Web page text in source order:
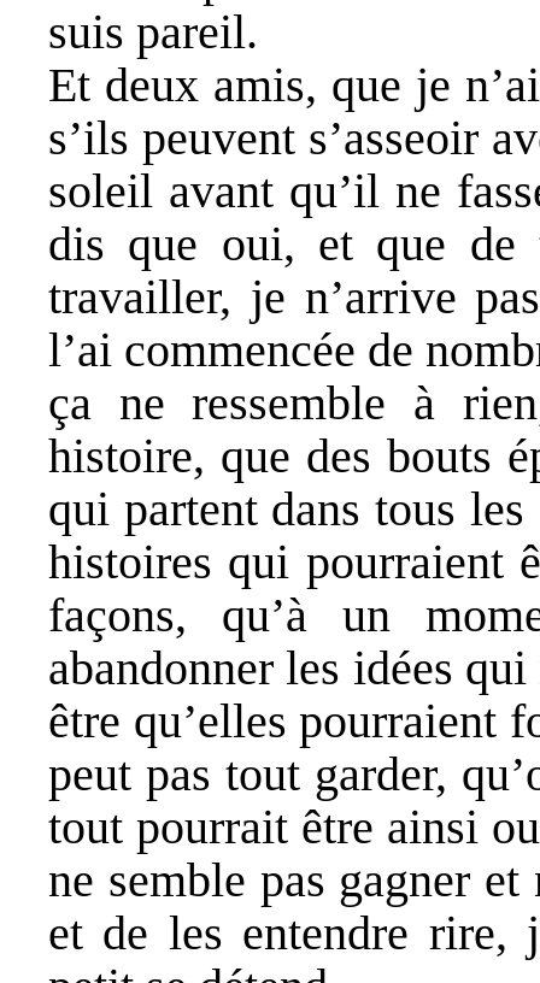
suis pareil.
Et deux amis, que je
s’ils peuvent s’asseoir
soleil avant qu’il ne
dis que oui, et que de
travailler, je n’arrive
l’ai commencée de
ça ne ressemble à
histoire, que des bouts
qui partent dans tous
histoires qui pourraient
façons, qu’à un
abandonner les idées
être qu’elles pourraient
peut pas tout garder,
tout pourrait être ainsi
ne semble pas gagner
et de les entendre rire,